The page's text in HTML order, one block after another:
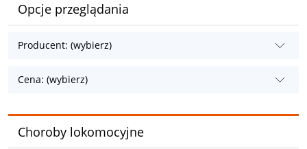
Opcje przeglądania
Producent: (wybierz)
Cena: (wybierz)
Choroby lokomocyjne